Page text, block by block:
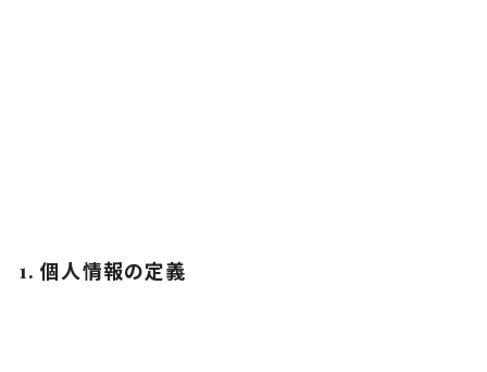
1. 個人情報の定義